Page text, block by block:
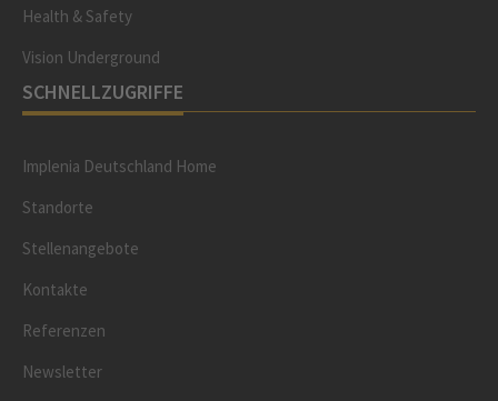
Health & Safety
Vision Underground
SCHNELLZUGRIFFE
Implenia Deutschland Home
Standorte
Stellenangebote
Kontakte
Referenzen
Newsletter